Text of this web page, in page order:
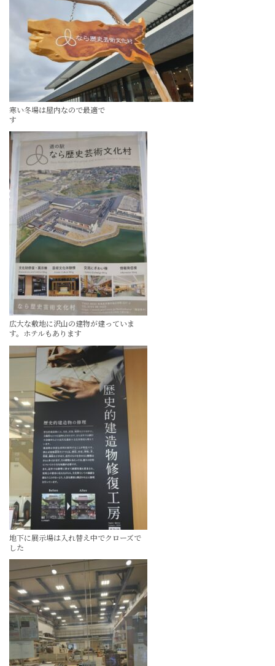
寒い冬場は屋内なので最適で
す
広大な敷地に沢山の建物が建っていま
す。ホテルもあります
地下に展示場は入れ替え中でクローズで
した